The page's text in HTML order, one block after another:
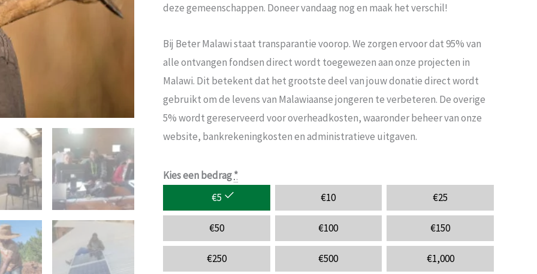
deze gemeenschappen. Doneer vandaag nog en maak het verschil!
Bij Beter Malawi staat transparantie voorop. We zorgen ervoor dat 95% van
alle ontvangen fondsen direct wordt toegewezen aan onze projecten in
Malawi. Dit betekent dat het grootste deel van jouw donatie direct wordt
gebruikt om de levens van Malawiaanse jongeren te verbeteren. De overige
5% wordt gereserveerd voor overheadkosten, waaronder beheer van onze
website, bankrekeningkosten en administratieve uitgaven.
Kies een bedrag*
€5 €10 €25
€50 €100 €150
€250 €500 €1,000